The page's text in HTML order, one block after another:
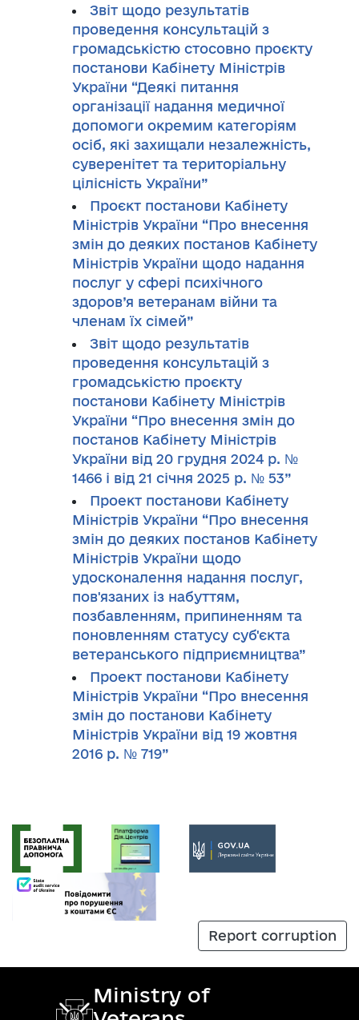
Звіт щодо результатів
проведення консультацій з
громадськістю стосовно проєкту
постанови Кабінету Міністрів
України “Деякі питання
організації надання медичної
допомоги окремим категоріям
осіб, які захищали незалежність,
суверенітет та територіальну
цілісність України”
Проєкт постанови Кабінету
Міністрів України “Про внесення
змін до деяких постанов Кабінету
Міністрів України щодо надання
послуг у сфері психічного
здоров’я ветеранам війни та
членам їх сімей”
Звіт щодо результатів
проведення консультацій з
громадськістю проєкту
постанови Кабінету Міністрів
України “Про внесення змін до
постанов Кабінету Міністрів
України від 20 грудня 2024 р. №
1466 і від 21 січня 2025 р. № 53”
Проект постанови Кабінету
Міністрів України “Про внесення
змін до деяких постанов Кабінету
Міністрів України щодо
удосконалення надання послуг,
пов'язаних із набуттям,
позбавленням, припиненням та
поновленням статусу суб'єкта
ветеранського підприємництва”
Проект постанови Кабінету
Міністрів України “Про внесення
змін до постанови Кабінету
Міністрів України від 19 жовтня
2016 р. № 719”
Report corruption
Ministry of